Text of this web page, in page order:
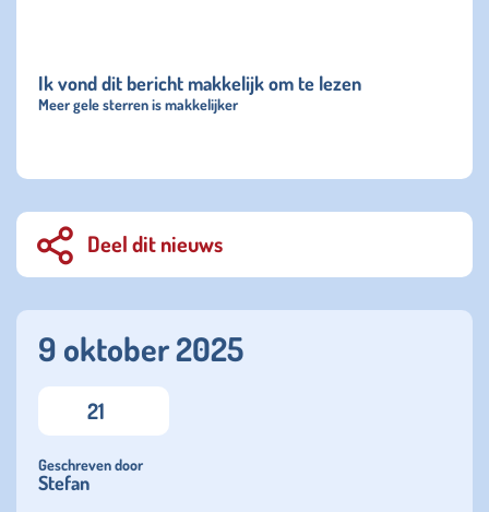
Ik vond dit bericht makkelijk om te lezen
Meer gele sterren is makkelijker
Deel dit nieuws
9 oktober 2025
21
Geschreven door
Stefan